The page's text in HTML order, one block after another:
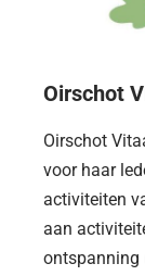
Oirschot
Oirschot
voor haar
activiteiten
aan
ontspanning